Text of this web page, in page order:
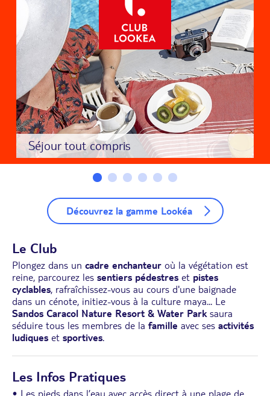
Séjour tout compris
Découvrez la gamme Lookéa
Le Club
Plongez dans un cadre enchanteur où la végétation est
reine, parcourez les sentiers pédestres et pistes
cyclables, rafraîchissez-vous au cours d'une baignade
dans un cénote, initiez-vous à la culture maya... Le
Sandos Caracol Nature Resort & Water Park saura
séduire tous les membres de la famille avec ses activités
ludiques et sportives.
Les Infos Pratiques
• Les pieds dans l’eau avec accès direct à une plage de